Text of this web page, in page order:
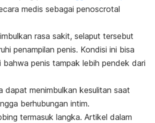
medis sebagai penoscrotal
rasa sakit, selaput tersebut
penampilan penis. Kondisi ini bisa
bahwa penis tampak lebih pendek dari
dapat menimbulkan kesulitan saat
berhubungan intim.
termasuk langka. Artikel dalam